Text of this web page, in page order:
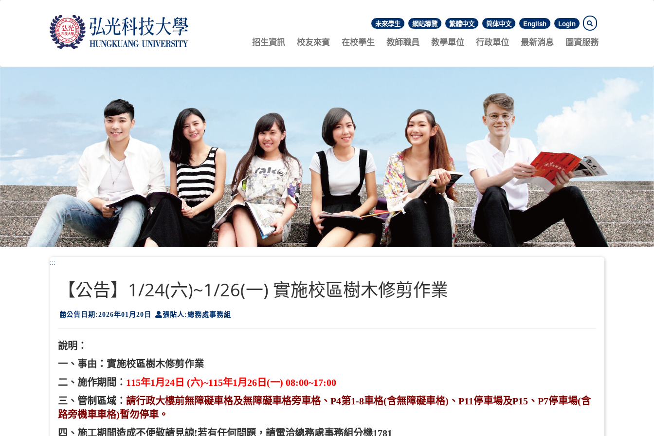
內
:::
未來學生 網站導覽 繁體中文 简体中文 English Login
招生資訊 校友來賓 在校學生 教師職員 教學單位 行政單位 最新消息 圖資服務
:::
【公告】1/24(六)~1/26(一) 實施校區樹木修剪作業
公告日期:2026年01月20日 張貼人:總務處事務組
說明：
一、事由：實施校區樹木修剪作業
二、施作期間： 115年1月24日 (六)~115年1月26日(一) 08:00~17:00
三、管制區域： 請行政大樓前無障礙車格及無障礙車格旁車格、P4第1-8車格(含無障礙車格)、P11停車場及P15、P7停車場(含
路旁機車車格)暫勿停車。
四、施工期間造成不便敬請見諒!若有任何問題，請電洽總務處事務組分機1781